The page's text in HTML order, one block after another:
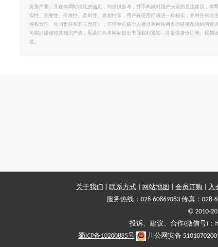
免责声明：凡在本网站出现的信息，均仅供参考，并不构成对用户决策的直接建议，
实性、完整性、有效性、及时性、原创性等，用户在使用前请进一步核实，并对任何
侵权责任、合同责任和其它责任）；任何单位或个人通过本网站网页而链接及得到的
可能涉嫌侵犯其知识产权，应及时向本网站提出书面权利通知，并提供身份证明、权
接。
关于我们 联系方式 网站地图 会员订购
入
服务热线：028-60869083 传真：028-
© 2010-
投诉、建议、合作(微信号)
蜀ICP备10200885号
川公网安备